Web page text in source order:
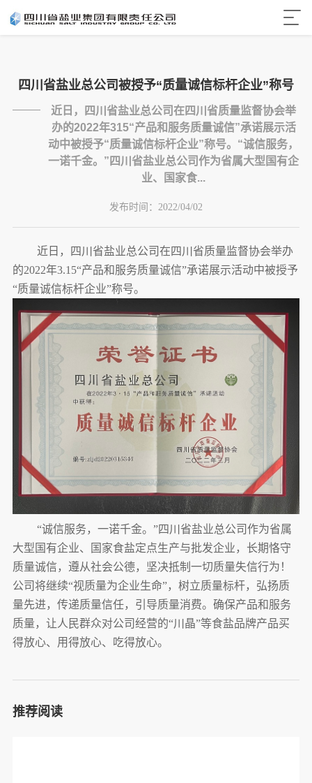
四川省盐业总公司被授予“质量诚信标杆企业”称号
近日，四川省盐业总公司在四川省质量监督协会举
办的2022年315“产品和服务质量诚信”承诺展示活
动中被授予“质量诚信标杆企业”称号。“诚信服务，
一诺千金。”四川省盐业总公司作为省属大型国有企
业、国家食...
发布时间： 2022/04/02
近日，四川省盐业总公司在四川省质量监督协会举办
的2022年3.15“产品和服务质量诚信”承诺展示活动中被授予
“质量诚信标杆企业”称号。
“诚信服务，一诺千金。”四川省盐业总公司作为省属
大型国有企业、国家食盐定点生产与批发企业，长期恪守
质量诚信，遵从社会公德，坚决抵制一切质量失信行为！
公司将继续“视质量为企业生命”，树立质量标杆，弘扬质
量先进，传递质量信任，引导质量消费。确保产品和服务
质量，让人民群众对公司经营的“川晶”等食盐品牌产品买
得放心、用得放心、吃得放心。
推荐阅读